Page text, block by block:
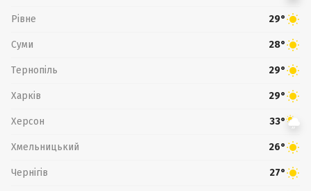
Рівне 29°
Суми 28°
Тернопіль 29°
Харків 29°
Херсон 33°
Хмельницький 26°
Чернігів 27°